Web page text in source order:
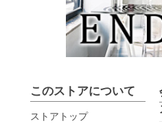
このストアについて
ストアトップ